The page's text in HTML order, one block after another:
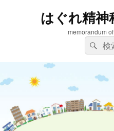
はぐれ精神
memorandum
検
索:
検
索